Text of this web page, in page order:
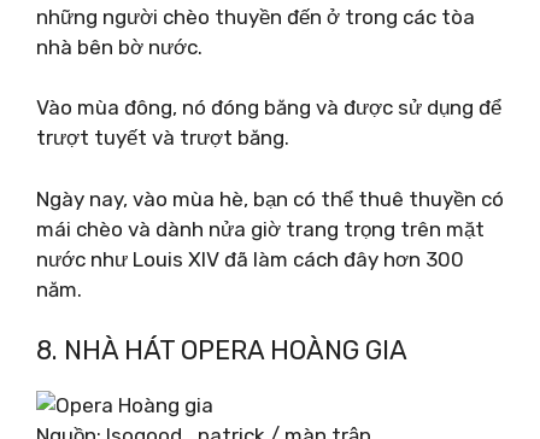
những người chèo thuyền đến ở trong các tòa
nhà bên bờ nước.
Vào mùa đông, nó đóng băng và được sử dụng để
trượt tuyết và trượt băng.
Ngày nay, vào mùa hè, bạn có thể thuê thuyền có
mái chèo và dành nửa giờ trang trọng trên mặt
nước như Louis XIV đã làm cách đây hơn 300
năm.
8. NHÀ HÁT OPERA HOÀNG GIA